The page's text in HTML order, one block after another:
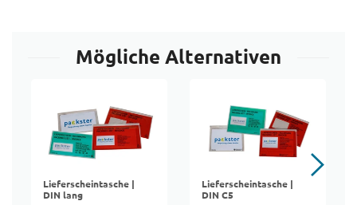
Mögliche Alternativen
Lieferscheintasche |
DIN lang
Lieferscheintasche |
DIN C5